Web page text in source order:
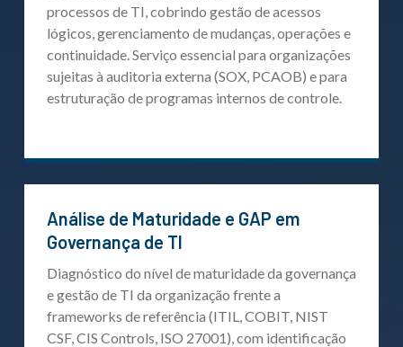
processos de TI, cobrindo gestão de acessos
lógicos, gerenciamento de mudanças, operações e
continuidade. Serviço essencial para organizações
sujeitas à auditoria externa (SOX, PCAOB) e para
estruturação de programas internos de controle.
Análise de Maturidade e GAP em
Governança de TI
Diagnóstico do nível de maturidade da governança
e gestão de TI da organização frente a
frameworks de referência (ITIL, COBIT, NIST
CSF, CIS Controls, ISO 27001), com identificação